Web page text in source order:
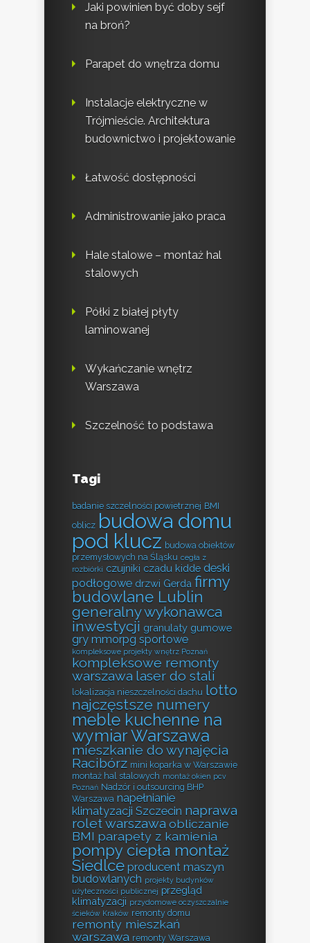
Jaki powinien być doby sejf
na broń?
Parapet do wnętrza domu
Instalacje elektryczne w
Trójmieście. Architektura
budownictwo i projektowanie
Łatwość dostępności
Administrowanie jako praca
Hale stalowe – montaż hal
stalowych
Półki z białej płyty
laminowanej
Wykańczanie wnętrz
Warszawa
Szczelność to podstawa
Tagi
badanie szczelności powietrznej BMI
oblicz budowa domu
pod klucz budowa obiektów
przemysłowych na Śląsku cegła z
rozbiórki czujniki czadu kidde deski
podłogowe drzwi Gerda firmy
budowlane Lublin
generalny wykonawca
inwestycji granulaty gumowe
gry mmorpg sportowe
kompleksowe projekty wnętrz Poznań
kompleksowe remonty
warszawa laser do stali
lokalizacja nieszczelności dachu lotto
najczęstsze numery
meble kuchenne na
wymiar Warszawa
mieszkanie do wynajęcia
Racibórz mini koparka w Warszawie
montaż hal stalowych montaż okien pcv
Poznań Nadzór i outsourcing BHP
Warszawa napełnianie
klimatyzacji Szczecin naprawa
rolet warszawa obliczanie
BMI parapety z kamienia
pompy ciepła montaż
Siedlce producent maszyn
budowlanych projekty budynków
użyteczności publicznej przegląd
klimatyzacji przydomowe oczyszczalnie
ścieków Kraków remonty domu
remonty mieszkań
warszawa remonty Warszawa